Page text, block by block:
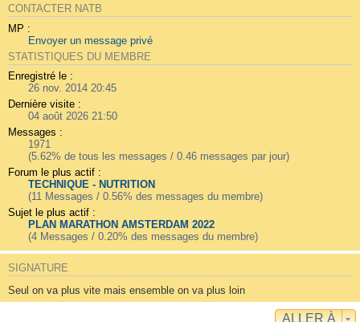
CONTACTER NATB
MP :
Envoyer un message privé
STATISTIQUES DU MEMBRE
Enregistré le :
26 nov. 2014 20:45
Dernière visite :
04 août 2026 21:50
Messages :
1971
(5.62% de tous les messages / 0.46 messages par jour)
Forum le plus actif :
TECHNIQUE - NUTRITION
(11 Messages / 0.56% des messages du membre)
Sujet le plus actif :
PLAN MARATHON AMSTERDAM 2022
(4 Messages / 0.20% des messages du membre)
SIGNATURE
Seul on va plus vite mais ensemble on va plus loin
ALLER À